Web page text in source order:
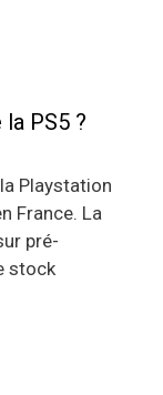
PS5 ?
Playstation
France. La
pré-
stock